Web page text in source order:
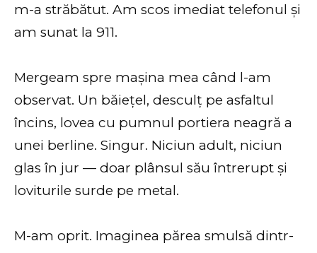
m-a străbătut. Am scos imediat telefonul și
am sunat la 911.
Mergeam spre mașina mea când l-am
observat. Un băiețel, desculț pe asfaltul
încins, lovea cu pumnul portiera neagră a
unei berline. Singur. Niciun adult, niciun
glas în jur — doar plânsul său întrerupt și
loviturile surde pe metal.
M-am oprit. Imaginea părea smulsă dintr-